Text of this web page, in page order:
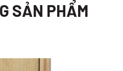
SẢN PHẨM